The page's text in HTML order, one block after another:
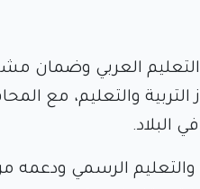
العربي وضمان
والتعليم، مع
البلاد.
الرسمي ودعمه من